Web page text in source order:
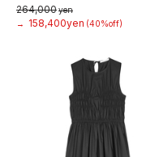
264,000yen
→
158,400yen (40%off)